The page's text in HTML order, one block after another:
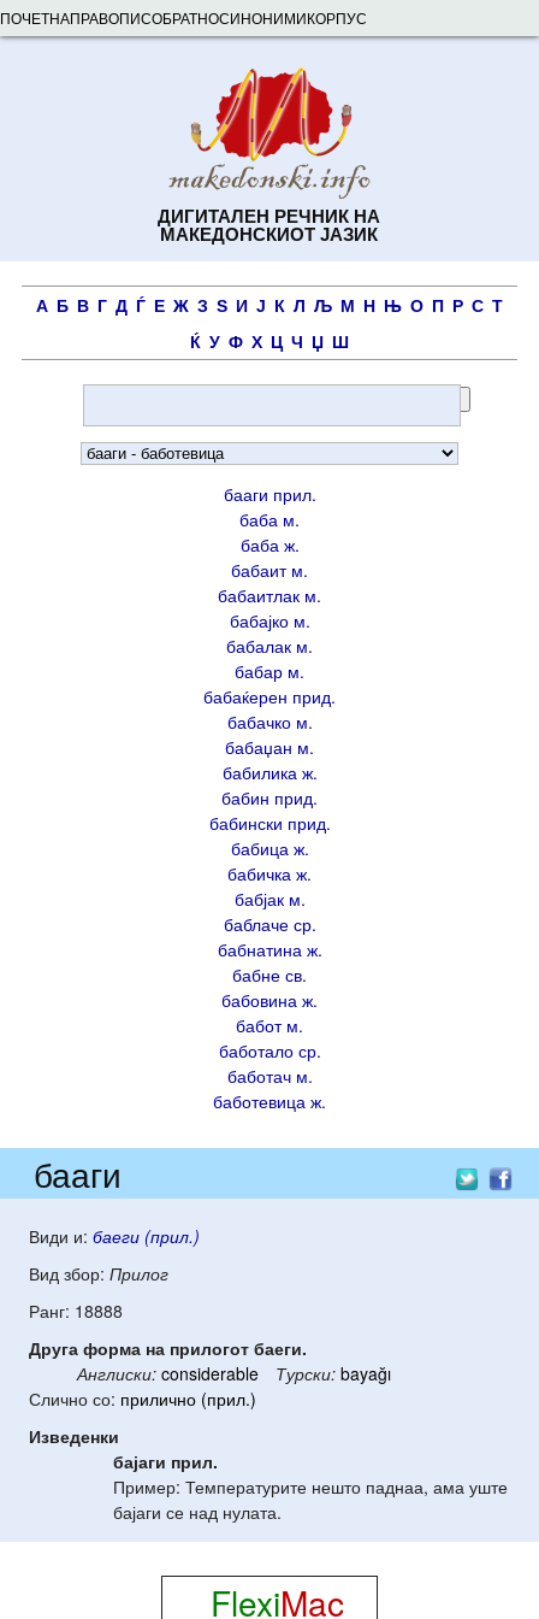
ДИГИТАЛЕН РЕЧНИК НА
МАКЕДОНСКИОТ ЈАЗИК
ПОЧЕТНАПРАВОПИСОБРАТНОСИНОНИМИКОРПУС
А Б В Г Д Ѓ Е Ж З Ѕ И Ј К Л Љ М Н Њ О П Р С Т
Ќ У Ф Х Ц Ч Џ Ш
бааги прил.
баба м.
баба ж.
бабаит м.
бабаитлак м.
бабајко м.
бабалак м.
бабар м.
бабаќерен прид.
бабачко м.
бабаџан м.
бабилика ж.
бабин прид.
бабински прид.
бабица ж.
бабичка ж.
бабјак м.
баблаче ср.
бабнатина ж.
бабне св.
бабовина ж.
бабот м.
баботало ср.
баботач м.
баботевица ж.
бааги
Види и: баеги (прил.)
Вид збор: Прилог
Ранг: 18888
Друга форма на прилогот баеги.
Англиски: considerable Турски: bayağı
Слично со: прилично (прил.)
Изведенки
бајаги прил.
Пример: Температурите нешто паднаа, ама уште
бајаги се над нулата.
FlexiMac